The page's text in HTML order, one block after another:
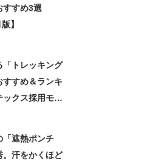
すすめ3選
】
「トレッキング
すすめ＆ランキ
クス採用モデ
「遮熱ポンチ
。汗をかくほど